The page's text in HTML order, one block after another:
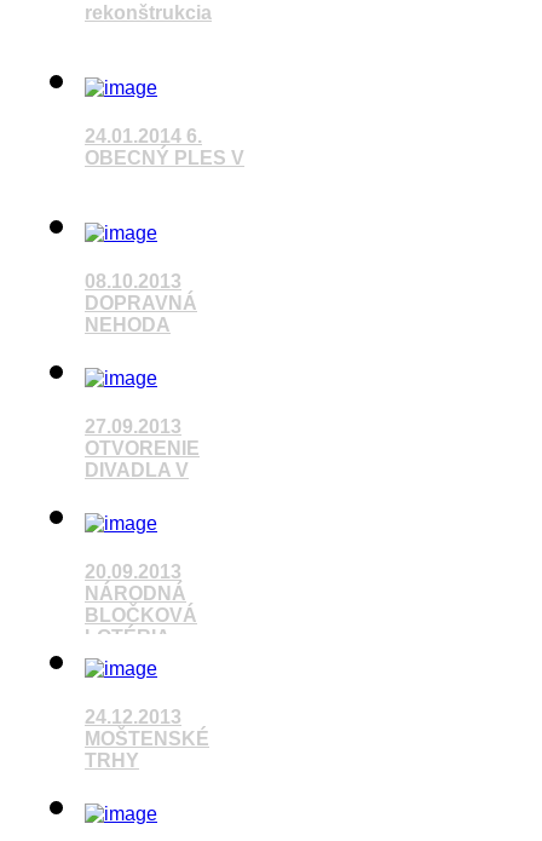
rekonštrukcia
24.01.2014 6.
OBECNÝ PLES V
08.10.2013
DOPRAVNÁ
NEHODA
Pozrieť video
27.09.2013
OTVORENIE
DIVADLA V
Pozrieť video
20.09.2013
NÁRODNÁ
BLOČKOVÁ
LOTÉRIA
24.12.2013
MOŠTENSKÉ
TRHY
Pozrieť video